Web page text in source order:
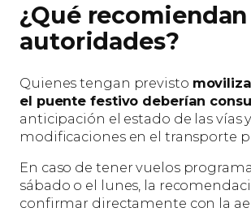
¿Qué
autoridades?
Quienes tengan previsto
el puente festivo deberían
anticipación el estado de las vías
modificaciones en el transporte
En caso de tener vuelos
sábado o el lunes, la
confirmar directamente con la